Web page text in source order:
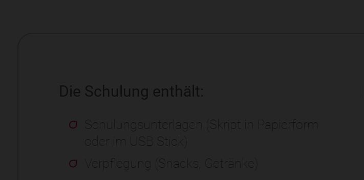
Die Schulung enthält:
Schulungsunterlagen (Skript in Papierform
oder im USB Stick)
Verpflegung (Snacks, Getränke)